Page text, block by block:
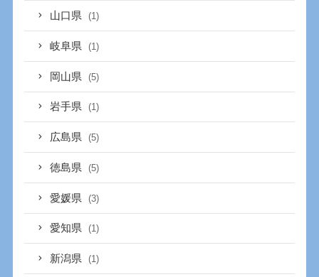
山口県 (1)
岐阜県 (1)
岡山県 (5)
岩手県 (1)
広島県 (5)
徳島県 (5)
愛媛県 (3)
愛知県 (1)
新潟県 (1)